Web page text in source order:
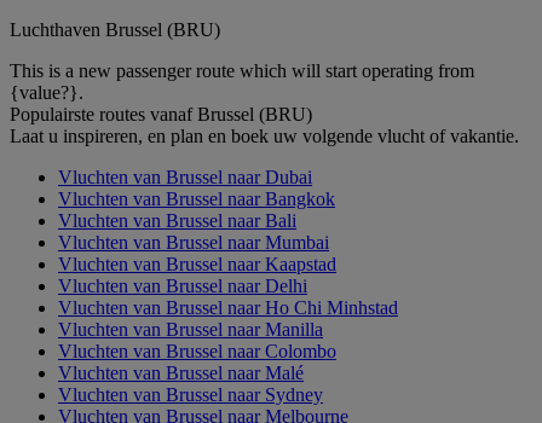
Luchthaven Brussel (BRU)
This is a new passenger route which will start operating from
{value?}.
Populairste routes vanaf Brussel (BRU)
Laat u inspireren, en plan en boek uw volgende vlucht of vakantie.
Vluchten van Brussel naar Dubai
Vluchten van Brussel naar Bangkok
Vluchten van Brussel naar Bali
Vluchten van Brussel naar Mumbai
Vluchten van Brussel naar Kaapstad
Vluchten van Brussel naar Delhi
Vluchten van Brussel naar Ho Chi Minhstad
Vluchten van Brussel naar Manilla
Vluchten van Brussel naar Colombo
Vluchten van Brussel naar Malé
Vluchten van Brussel naar Sydney
Vluchten van Brussel naar Melbourne